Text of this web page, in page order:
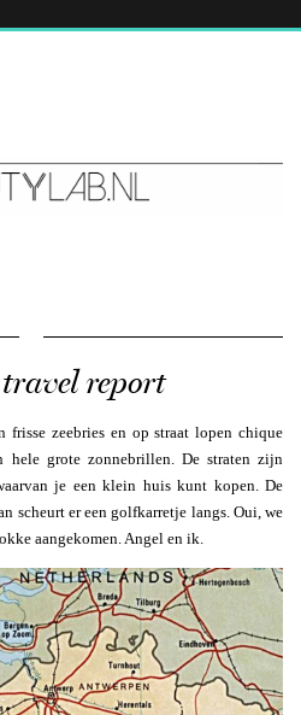
report
frisse zeebries en op straat lopen chique
hele grote zonnebrillen. De straten zijn
je een klein huis kunt kopen. De
scheurt er een golfkarretje langs. Oui, we
aangekomen. Angel en ik.